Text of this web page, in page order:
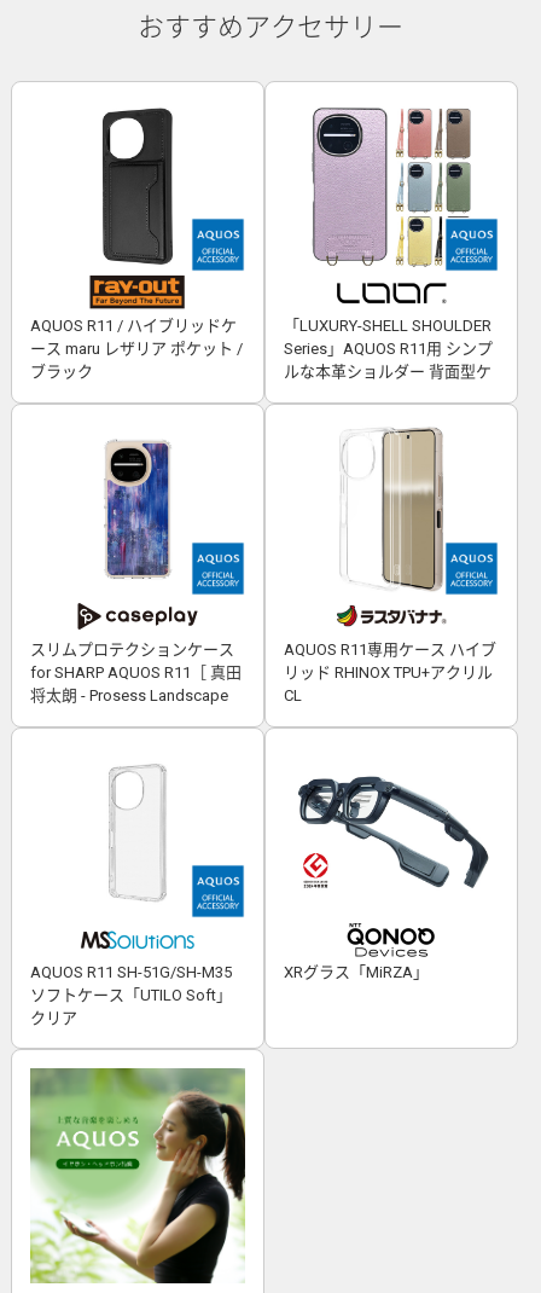
おすすめアクセサリー
AQUOS R11 / ハイブリッドケ
ース maru レザリア ポケット /
ブラック
「LUXURY-SHELL SHOULDER
Series」AQUOS R11用 シンプ
ルな本革ショルダー 背面型ケ
スリムプロテクションケース
for SHARP AQUOS R11［ 真田
将太朗 - Prosess Landscape
AQUOS R11専用ケース ハイブ
リッド RHINOX TPU+アクリル
CL
AQUOS R11 SH-51G/SH-M35
ソフトケース「UTILO Soft」
クリア
XRグラス「MiRZA」